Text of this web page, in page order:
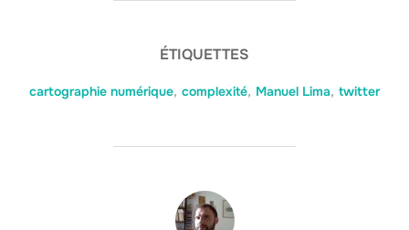
ÉTIQUETTES
cartographie numérique, complexité, Manuel Lima, twitter
AUTEUR DE LA PUBLICATION